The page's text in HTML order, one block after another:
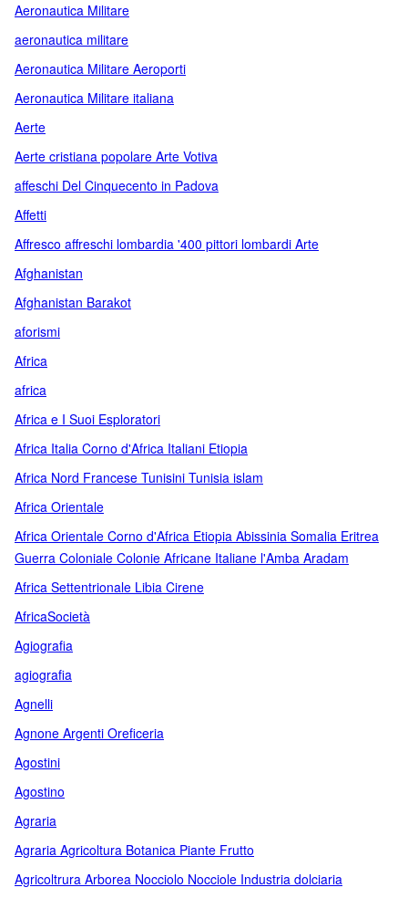
Aeronautica Militare
aeronautica militare
Aeronautica Militare Aeroporti
Aeronautica Militare italiana
Aerte
Aerte cristiana popolare Arte Votiva
affeschi Del Cinquecento in Padova
Affetti
Affresco affreschi lombardia '400 pittori lombardi Arte
Afghanistan
Afghanistan Barakot
aforismi
Africa
africa
Africa e I Suoi Esploratori
Africa Italia Corno d'Africa Italiani Etiopia
Africa Nord Francese Tunisini Tunisia islam
Africa Orientale
Africa Orientale Corno d'Africa Etiopia Abissinia Somalia Eritrea
Guerra Coloniale Colonie Africane Italiane l'Amba Aradam
Africa Settentrionale Libia Cirene
Africa­Società
Agiografia
agiografia
Agnelli
Agnone Argenti Oreficeria
Agostini
Agostino
Agraria
Agraria Agricoltura Botanica Piante Frutto
Agricoltrura Arborea Nocciolo Nocciole Industria dolciaria